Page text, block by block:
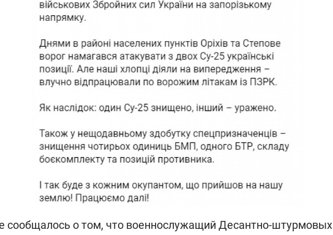
сообщалось о том, что военнослужащий Десантно-штурмовых